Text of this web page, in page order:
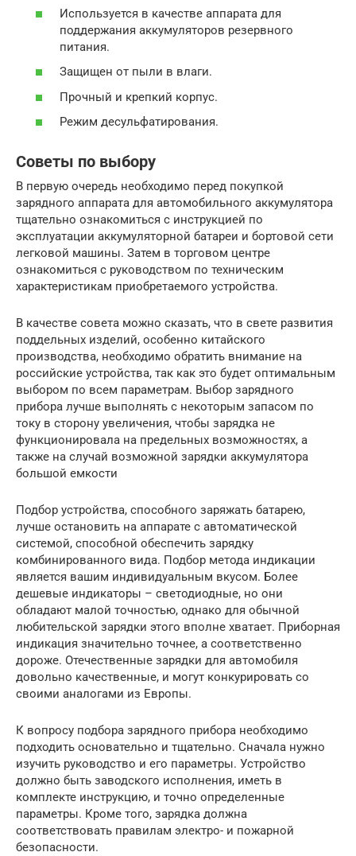
Используется в качестве аппарата для
поддержания аккумуляторов резервного
питания.
Защищен от пыли в влаги.
Прочный и крепкий корпус.
Режим десульфатирования.
Советы по выбору
В первую очередь необходимо перед покупкой
зарядного аппарата для автомобильного аккумулятора
тщательно ознакомиться с инструкцией по
эксплуатации аккумуляторной батареи и бортовой сети
легковой машины. Затем в торговом центре
ознакомиться с руководством по техническим
характеристикам приобретаемого устройства.
В качестве совета можно сказать, что в свете развития
поддельных изделий, особенно китайского
производства, необходимо обратить внимание на
российские устройства, так как это будет оптимальным
выбором по всем параметрам. Выбор зарядного
прибора лучше выполнять с некоторым запасом по
току в сторону увеличения, чтобы зарядка не
функционировала на предельных возможностях, а
также на случай возможной зарядки аккумулятора
большой емкости
Подбор устройства, способного заряжать батарею,
лучше остановить на аппарате с автоматической
системой, способной обеспечить зарядку
комбинированного вида. Подбор метода индикации
является вашим индивидуальным вкусом. Более
дешевые индикаторы – светодиодные, но они
обладают малой точностью, однако для обычной
любительской зарядки этого вполне хватает. Приборная
индикация значительно точнее, а соответственно
дороже. Отечественные зарядки для автомобиля
довольно качественные, и могут конкурировать со
своими аналогами из Европы.
К вопросу подбора зарядного прибора необходимо
подходить основательно и тщательно. Сначала нужно
изучить руководство и его параметры. Устройство
должно быть заводского исполнения, иметь в
комплекте инструкцию, и точно определенные
параметры. Кроме того, зарядка должна
соответствовать правилам электро- и пожарной
безопасности.